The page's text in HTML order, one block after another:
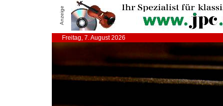
Anzeige
Freitag, 7. August 2026